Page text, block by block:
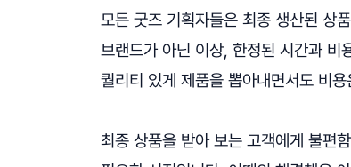
모든 굿즈 기획자들은 최종 생산된 상
브랜드가 아닌 이상, 한정된 시간과 비
퀄리티 있게 제품을 뽑아내면서도 비
최종 상품을 받아 보는 고객에게 불편